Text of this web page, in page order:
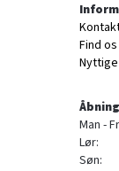
Find os
Man -
Lør:
Søn: